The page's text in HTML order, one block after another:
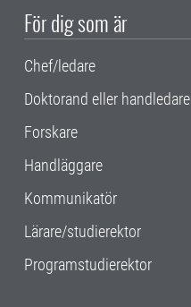
För dig som är
Chef/ledare
Doktorand eller handledare
Forskare
Handläggare
Kommunikatör
Lärare/studierektor
Programstudierektor